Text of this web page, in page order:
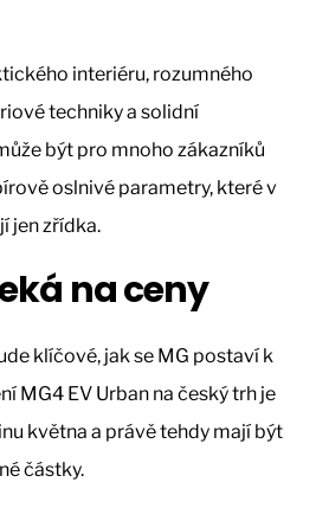
interiéru, rozumného
techniky a solidní
být pro mnoho zákazníků
oslnivé parametry, které v
jen zřídka.
na ceny
klíčové, jak se MG postaví k
MG4 EV Urban na český trh je
května a právě tehdy mají být
částky.